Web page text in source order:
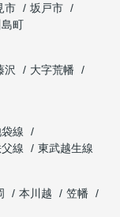
市
坂戸市
町
沢
大字荒幡
線
線
東武越生線
本川越
笠幡